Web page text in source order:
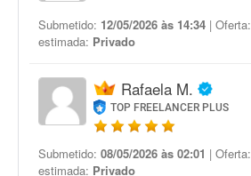
Submetido: 12/05/2026 às 14:34 | Oferta:
estimada: Privado
Rafaela M.
TOP FREELANCER PLUS
Submetido: 08/05/2026 às 02:01 | Oferta:
estimada: Privado